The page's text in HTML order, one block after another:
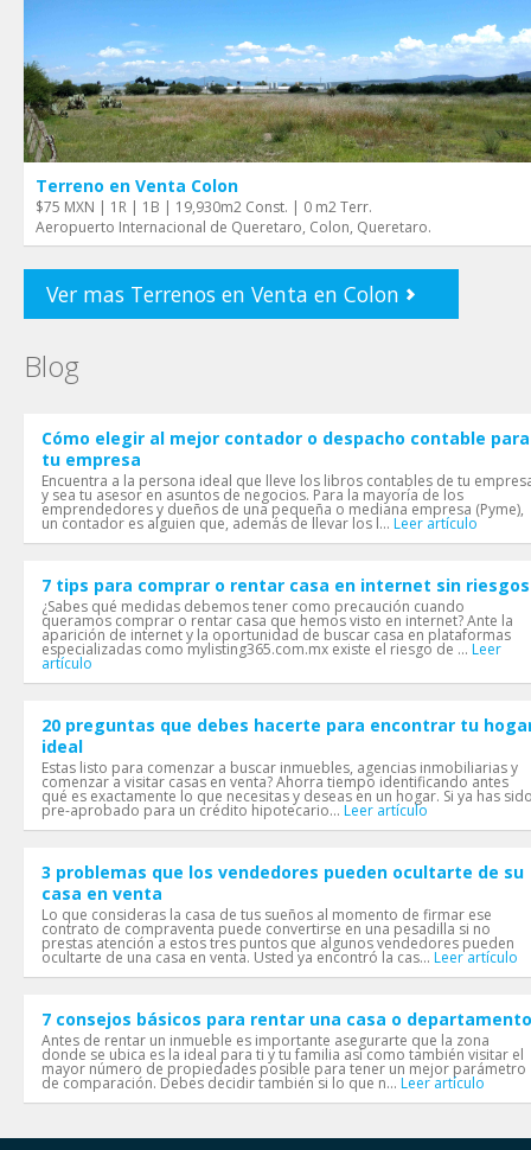
Terreno en Venta Colon
$75 MXN | 1R | 1B | 19,930m2 Const. | 0 m2 Terr.
Aeropuerto Internacional de Queretaro, Colon, Queretaro.
Ver mas Terrenos en Venta en Colon
Blog
Cómo elegir al mejor contador o despacho contable para
tu empresa
Encuentra a la persona ideal que lleve los libros contables de tu
y sea tu asesor en asuntos de negocios. Para la mayoría de los
emprendedores y dueños de una pequeña o mediana empresa (Pyme),
un contador es alguien que, además de llevar los l... Leer artículo
7 tips para comprar o rentar casa en internet sin riesgos
¿Sabes qué medidas debemos tener como precaución cuando
queramos comprar o rentar casa que hemos visto en internet? Ante la
aparición de internet y la oportunidad de buscar casa en plataformas
especializadas como mylisting365.com.mx existe el riesgo de ... Leer
artículo
20 preguntas que debes hacerte para encontrar tu
ideal
Estas listo para comenzar a buscar inmuebles, agencias inmobiliarias y
comenzar a visitar casas en venta? Ahorra tiempo identificando antes
qué es exactamente lo que necesitas y deseas en un hogar. Si ya has
pre-aprobado para un crédito hipotecario... Leer artículo
3 problemas que los vendedores pueden ocultarte de su
casa en venta
Lo que consideras la casa de tus sueños al momento de firmar ese
contrato de compraventa puede convertirse en una pesadilla si no
prestas atención a estos tres puntos que algunos vendedores pueden
ocultarte de una casa en venta. Usted ya encontró la cas... Leer artículo
7 consejos básicos para rentar una casa o departamento
Antes de rentar un inmueble es importante asegurarte que la zona
donde se ubica es la ideal para ti y tu familia así como también visitar el
mayor número de propiedades posible para tener un mejor parámetro
de comparación. Debes decidir también si lo que n... Leer artículo